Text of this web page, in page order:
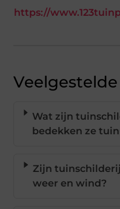
https://
Wat zijn
bedekken ze
Zijn
weer en wind?